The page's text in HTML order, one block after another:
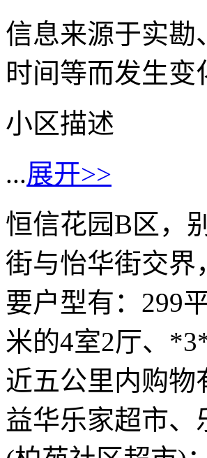
信息来源于实勘
时间等而发生
小区描述
...展开>>
恒信花园B区，
街与怡华街交界
要户型有：299
米的4室2厅、
近五公里内购
益华乐家超市